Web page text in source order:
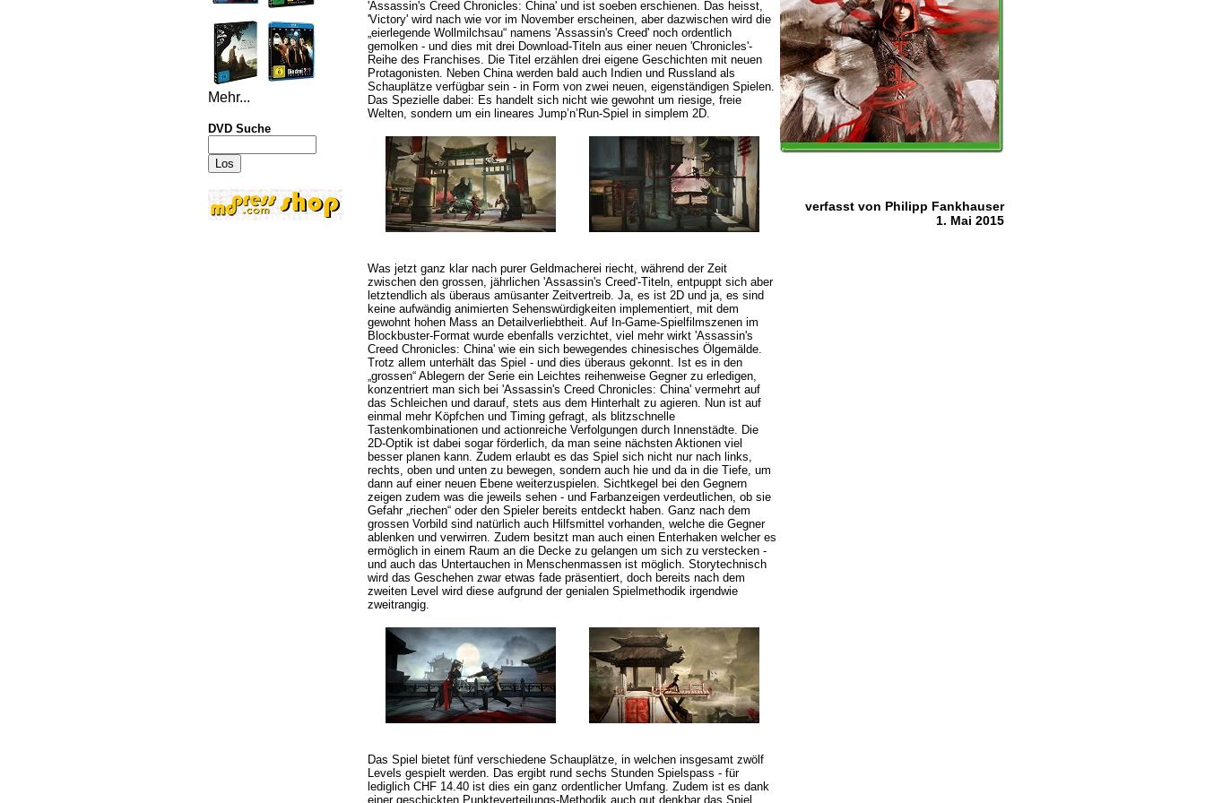
Mehr...
DVD Suche
'Assassin's Creed Chronicles: China' und ist soeben erschienen. Das heisst,
'Victory' wird nach wie vor im November erscheinen, aber dazwischen wird die
„eierlegende Wollmilchsau“ namens 'Assassin's Creed' noch ordentlich
gemolken - und dies mit drei Download-Titeln aus einer neuen 'Chronicles'-
Reihe des Franchises. Die Titel erzählen drei eigene Geschichten mit neuen
Protagonisten. Neben China werden bald auch Indien und Russland als
Schauplätze verfügbar sein - in Form von zwei neuen, eigenständigen Spielen.
Das Spezielle dabei: Es handelt sich nicht wie gewohnt um riesige, freie
Welten, sondern um ein lineares Jump’n’Run-Spiel in simplem 2D.
Was jetzt ganz klar nach purer Geldmacherei riecht, während der Zeit
zwischen den grossen, jährlichen 'Assassin's Creed'-Titeln, entpuppt sich aber
letztendlich als überaus amüsanter Zeitvertreib. Ja, es ist 2D und ja, es sind
keine aufwändig animierten Sehenswürdigkeiten implementiert, mit dem
gewohnt hohen Mass an Detailverliebtheit. Auf In-Game-Spielfilmszenen im
Blockbuster-Format wurde ebenfalls verzichtet, viel mehr wirkt 'Assassin's
Creed Chronicles: China' wie ein sich bewegendes chinesisches Ölgemälde.
Trotz allem unterhält das Spiel - und dies überaus gekonnt. Ist es in den
„grossen“ Ablegern der Serie ein Leichtes reihenweise Gegner zu erledigen,
konzentriert man sich bei 'Assassin's Creed Chronicles: China' vermehrt auf
das Schleichen und darauf, stets aus dem Hinterhalt zu agieren. Nun ist auf
einmal mehr Köpfchen und Timing gefragt, als blitzschnelle
Tastenkombinationen und actionreiche Verfolgungen durch Innenstädte. Die
2D-Optik ist dabei sogar förderlich, da man seine nächsten Aktionen viel
besser planen kann. Zudem erlaubt es das Spiel sich nicht nur nach links,
rechts, oben und unten zu bewegen, sondern auch hie und da in die Tiefe, um
dann auf einer neuen Ebene weiterzuspielen. Sichtkegel bei den Gegnern
zeigen zudem was die jeweils sehen - und Farbanzeigen verdeutlichen, ob sie
Gefahr „riechen“ oder den Spieler bereits entdeckt haben. Ganz nach dem
grossen Vorbild sind natürlich auch Hilfsmittel vorhanden, welche die Gegner
ablenken und verwirren. Zudem besitzt man auch einen Enterhaken welcher es
ermöglich in einem Raum an die Decke zu gelangen um sich zu verstecken -
und auch das Untertauchen in Menschenmassen ist möglich. Storytechnisch
wird das Geschehen zwar etwas fade präsentiert, doch bereits nach dem
zweiten Level wird diese aufgrund der genialen Spielmethodik irgendwie
zweitrangig.
Das Spiel bietet fünf verschiedene Schauplätze, in welchen insgesamt zwölf
Levels gespielt werden. Das ergibt rund sechs Stunden Spielspass - für
lediglich CHF 14.40 ist dies ein ganz ordentlicher Umfang. Zudem ist es dank
einer geschickten Punkteverteilungs-Methodik auch gut denkbar das Spiel
verfasst von Philipp Fankhauser
1. Mai 2015